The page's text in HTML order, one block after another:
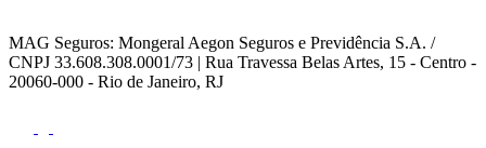
MAG Seguros: Mongeral Aegon Seguros e Previdência S.A. /
CNPJ 33.608.308.0001/73 | Rua Travessa Belas Artes, 15 - Centro -
20060-000 - Rio de Janeiro, RJ